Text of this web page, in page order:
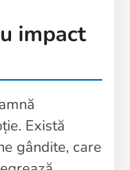
impact
Există
gândite, care